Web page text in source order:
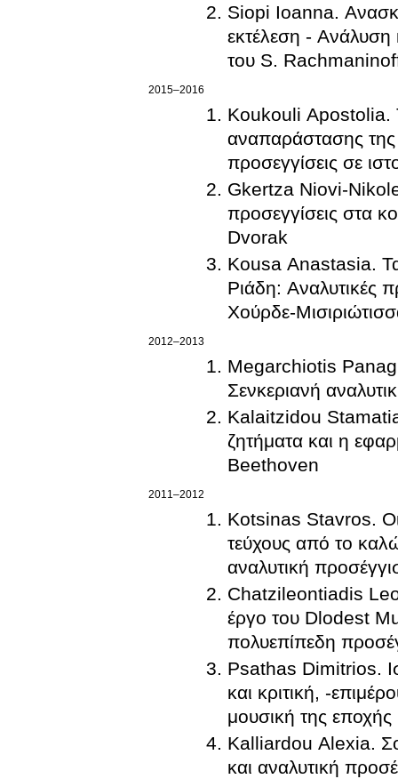
Siopi Ioanna.
εκτέλεση -
του S.
2015–2016
Koukouli Apostolia.
αναπαράστασης της
προσεγγίσεις σε
Gkertza Niovi-
προσεγγίσεις στα
Dvorak
Kousa Anastasia. Τα
Ριάδη: Αναλυτικές
Χούρδε-
2012–2013
Megarchiotis
Σενκεριανή
Kalaitzidou
ζητήματα και η
Beethoven
2011–2012
Kotsinas Stavros.
τεύχους από το
αναλυτική
Chatzileontiadis
έργο του Dlodest
πολυεπίπεδη
Psathas Dimitrios.
και κριτική, -
μουσική της
Kalliardou Alexia.
και αναλυτική